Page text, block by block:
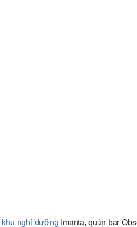
khu nghỉ dưỡng Imanta, quán bar